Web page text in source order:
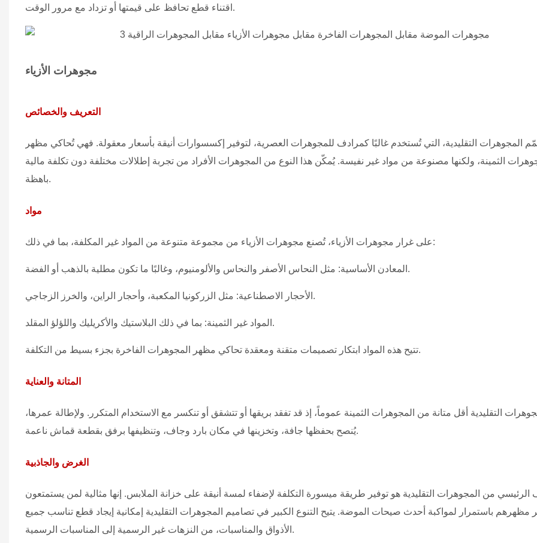
اقتناء قطع تحافظ على قيمتها أو تزداد مع مرور الوقت.
مجوهرات الأزياء
التعريف والخصائص
المجوهرات التقليدية، التي تُستخدم غالبًا كمرادف للمجوهرات العصرية، لتوفير إكسسوارات أنيقة بأسعار معقولة. فهي تُحاكي مظهر
الثمينة، ولكنها مصنوعة من مواد غير نفيسة. يُمكّن هذا النوع من المجوهرات الأفراد من تجربة إطلالات مختلفة دون تكلفة مالية
باهظة.
مواد
على غرار مجوهرات الأزياء، تُصنع مجوهرات الأزياء من مجموعة متنوعة من المواد غير المكلفة، بما في ذلك:
المعادن الأساسية: مثل النحاس الأصفر والنحاس والألومنيوم، وغالبًا ما تكون مطلية بالذهب أو الفضة.
الأحجار الاصطناعية: مثل الزركونيا المكعبة، وأحجار الراين، والخرز الزجاجي.
المواد غير الثمينة: ​​بما في ذلك البلاستيك والأكريليك واللؤلؤ المقلد.
تتيح هذه المواد ابتكار تصميمات متقنة ومعقدة تحاكي مظهر المجوهرات الفاخرة بجزء بسيط من التكلفة.
المتانة والعناية
التقليدية أقل متانة من المجوهرات الثمينة عموماً، إذ قد تفقد بريقها أو تتشقق أو تنكسر مع الاستخدام المتكرر. ولإطالة عمرها،
يُنصح بحفظها جافة، وتخزينها في مكان بارد وجاف، وتنظيفها برفق بقطعة قماش ناعمة.
الغرض والجاذبية
الرئيسي من المجوهرات التقليدية هو توفير طريقة ميسورة التكلفة لإضفاء لمسة أنيقة على خزانة الملابس. إنها مثالية لمن يستمتعون
مظهرهم باستمرار لمواكبة أحدث صيحات الموضة. يتيح التنوع الكبير في تصاميم المجوهرات التقليدية إمكانية إيجاد قطع تناسب جميع
الأذواق والمناسبات، من النزهات غير الرسمية إلى المناسبات الرسمية.